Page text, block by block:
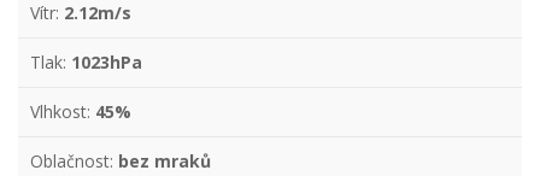
Vítr: 2.12m/s
Tlak: 1023hPa
Vlhkost: 45%
Oblačnost: bez mraků